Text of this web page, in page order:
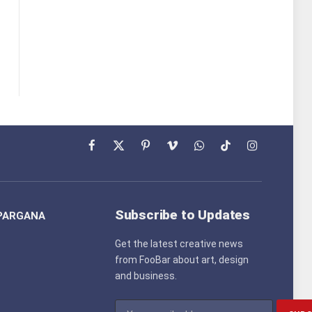
Facebook
X
PinterestVimeoWhatsAppTikTokInstagram
Subscribe to Updates
Get the latest creative news
from FooBar about art, design
and business.